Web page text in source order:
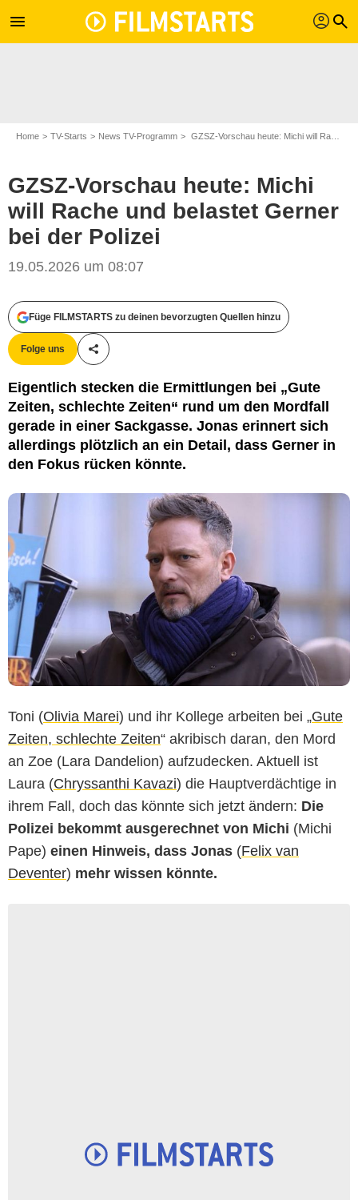
menu profil search
Home TV-Starts News TV-Programm GZSZ-Vorschau heute: Michi will Rache und belastet Gerner bei der Polizei
GZSZ-Vorschau heute: Michi
will Rache und belastet Gerner
bei der Polizei
19.05.2026 um 08:07
Füge FILMSTARTS zu deinen bevorzugten Quellen hinzu
Folge uns
Teile diesen Artikel
Eigentlich stecken die Ermittlungen bei „Gute
Zeiten, schlechte Zeiten“ rund um den Mordfall
gerade in einer Sackgasse. Jonas erinnert sich
allerdings plötzlich an ein Detail, dass Gerner in
den Fokus rücken könnte.
Toni (Olivia Marei) und ihr Kollege arbeiten bei „Gute
Zeiten, schlechte Zeiten“ akribisch daran, den Mord
an Zoe (Lara Dandelion) aufzudecken. Aktuell ist
Laura (Chryssanthi Kavazi) die Hauptverdächtige in
ihrem Fall, doch das könnte sich jetzt ändern: Die
Polizei bekommt ausgerechnet von Michi (Michi
Pape) einen Hinweis, dass Jonas (Felix van
Deventer) mehr wissen könnte.